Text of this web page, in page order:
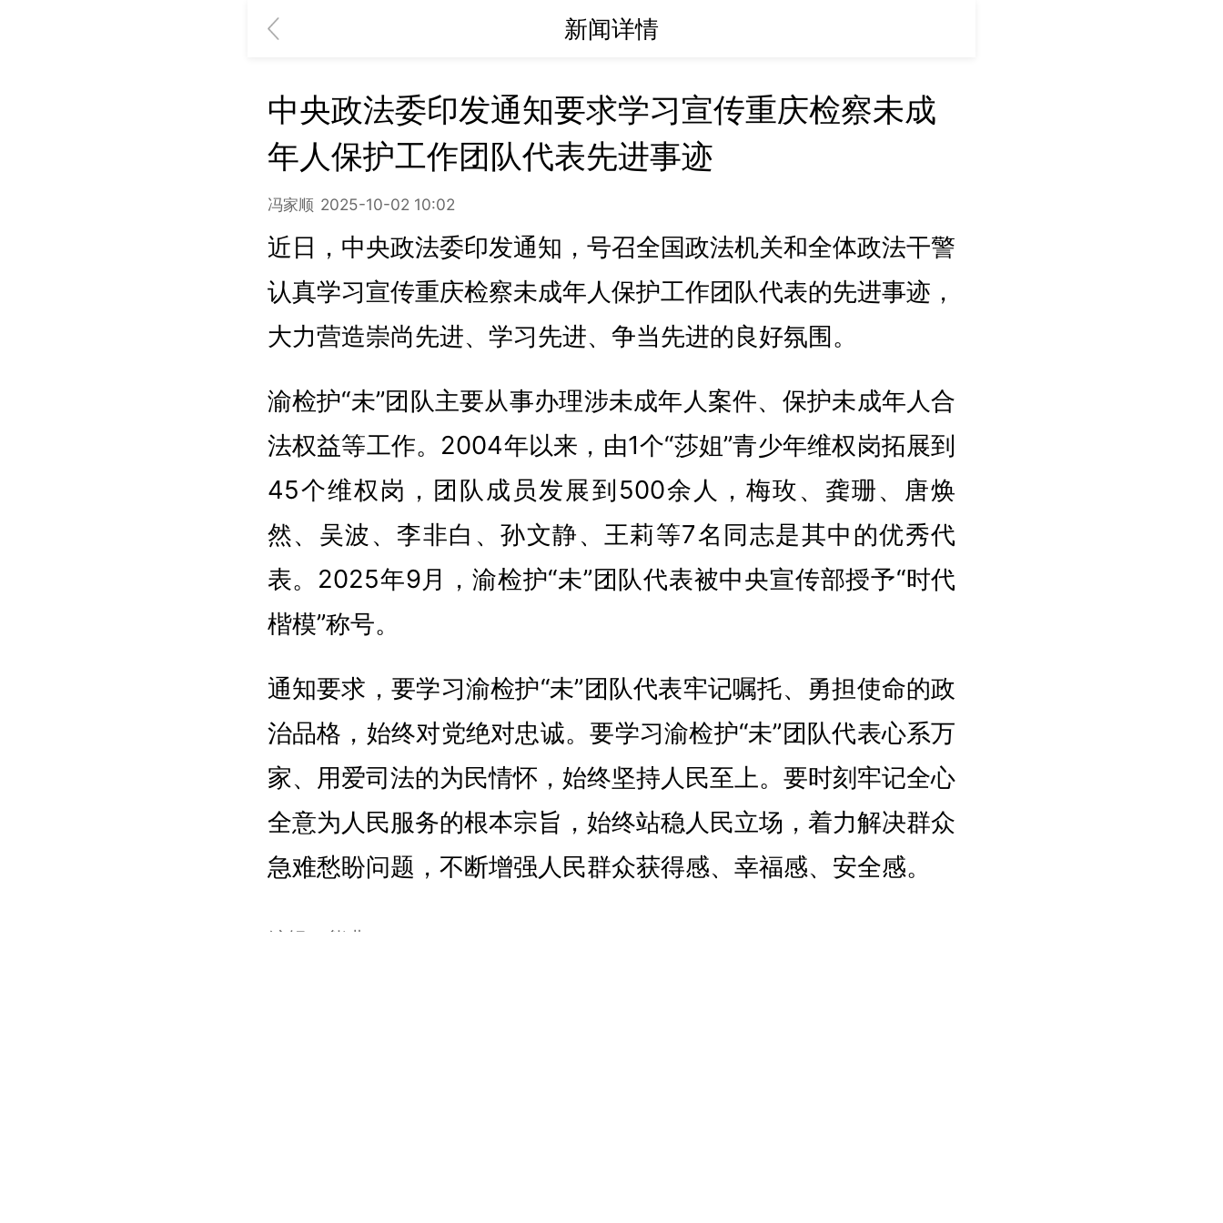
新闻详情
中央政法委印发通知要求学习宣传重庆检察未成
年人保护工作团队代表先进事迹
冯家顺 2025-10-02 10:02
近日，中央政法委印发通知，号召全国政法机关和全体政法干警
认真学习宣传重庆检察未成年人保护工作团队代表的先进事迹，
大力营造崇尚先进、学习先进、争当先进的良好氛围。
渝检护“未”团队主要从事办理涉未成年人案件、保护未成年人合
法权益等工作。2004年以来，由1个“莎姐”青少年维权岗拓展到
45个维权岗，团队成员发展到500余人，梅玫、龚珊、唐焕
然、吴波、李非白、孙文静、王莉等7名同志是其中的优秀代
表。2025年9月，渝检护“未”团队代表被中央宣传部授予“时代
楷模”称号。
通知要求，要学习渝检护“未”团队代表牢记嘱托、勇担使命的政
治品格，始终对党绝对忠诚。要学习渝检护“未”团队代表心系万
家、用爱司法的为民情怀，始终坚持人民至上。要时刻牢记全心
全意为人民服务的根本宗旨，始终站稳人民立场，着力解决群众
急难愁盼问题，不断增强人民群众获得感、幸福感、安全感。
编辑：熊燕